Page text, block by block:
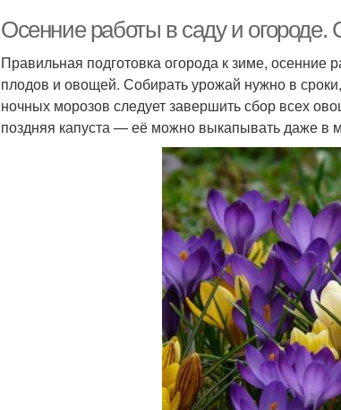
Осенние работы в саду и огороде.
Правильная подготовка огорода к зиме, осенние
плодов и овощей. Собирать урожай нужно в
ночных морозов следует завершить сбор всех
поздняя капуста — её можно выкапывать даже в